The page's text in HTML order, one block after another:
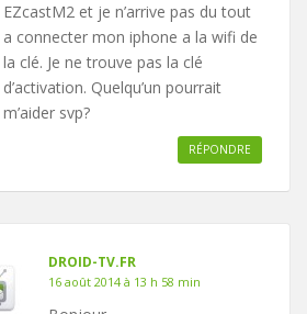
EZcastM2 et je n’arrive pas du tout
a connecter mon iphone a la wifi de
la clé. Je ne trouve pas la clé
d’activation. Quelqu’un pourrait
m’aider svp?
RÉPONDRE
DROID-TV.FR
16 août 2014 à 13 h 58 min